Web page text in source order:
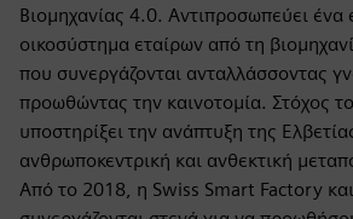
Βιομηχανίας 4.0. Αντιπροσωπεύει ένα
οικοσύστημα εταίρων από τη
που συνεργάζονται ανταλλάσσοντας
προωθώντας την καινοτομία. Στόχος
υποστηρίξει την ανάπτυξη της
ανθρωποκεντρική και ανθεκτική
Από το 2018, η Swiss Smart Factory